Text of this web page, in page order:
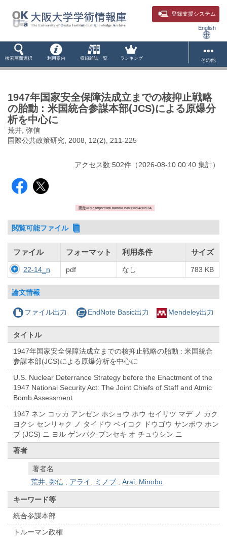
登録支援システム
English
検索画面選択 利用案内 収録雑誌一覧 ランキング その他
1947年国家安全保障法成立までの核抑止戦略
の胎動 : 米国統合参謀本部(JCS)による原爆分
析を中心に
荒井, 弥信
国際公共政策研究, 2008, 12(2), 211-225
アクセス数:502件 （2026-08-10 00:40 集計）
固定URL: https://hdl.handle.net/11094/10934
閲覧可能ファイル
ファイル フォーマット 利用条件 サイズ
22-14_n pdf なし 783 KB
論文情報
ファイル出力 EndNote Basic出力 Mendeley出力
タイトル
1947年国家安全保障法成立までの核抑止戦略の胎動 : 米国統合
参謀本部(JCS)による原爆分析を中心に
U.S. Nuclear Deterrance Strategy before the Enactment of the
1947 National Security Act: The Joint Chiefs of Staff and Atmic
Bomb Assessment
1947 ネン コッカ アンゼン ホショウ ホウ セイリツ マデ ノ カク
ヨクシ センリャク ノ タイドウ ベイコク ドウゴウ サンボウ ホン
ブ (JCS) ニ ヨル ゲンバク ブンセキ オ チュウシン ニ
著者
著者名
荒井, 弥信 ; アライ, ミノブ ;Arai, Minobu
キーワード等
統合参謀本部
トルーマン政権